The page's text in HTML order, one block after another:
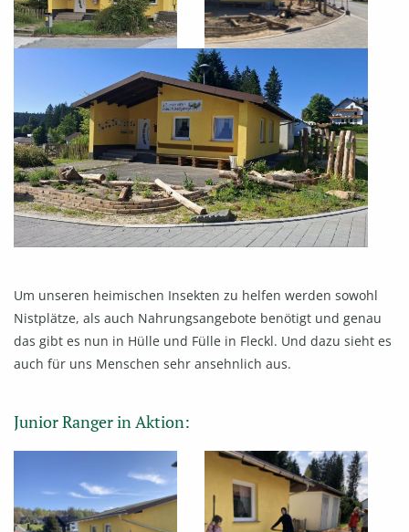
Um unseren heimischen Insekten zu helfen werden sowohl
Nistplätze, als auch Nahrungsangebote benötigt und genau
das gibt es nun in Hülle und Fülle in Fleckl. Und dazu sieht es
auch für uns Menschen sehr ansehnlich aus.
Junior Ranger in Aktion: